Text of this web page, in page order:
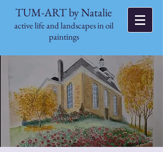
TUM-ART by Natalie
active life and landscapes in oil
paintings